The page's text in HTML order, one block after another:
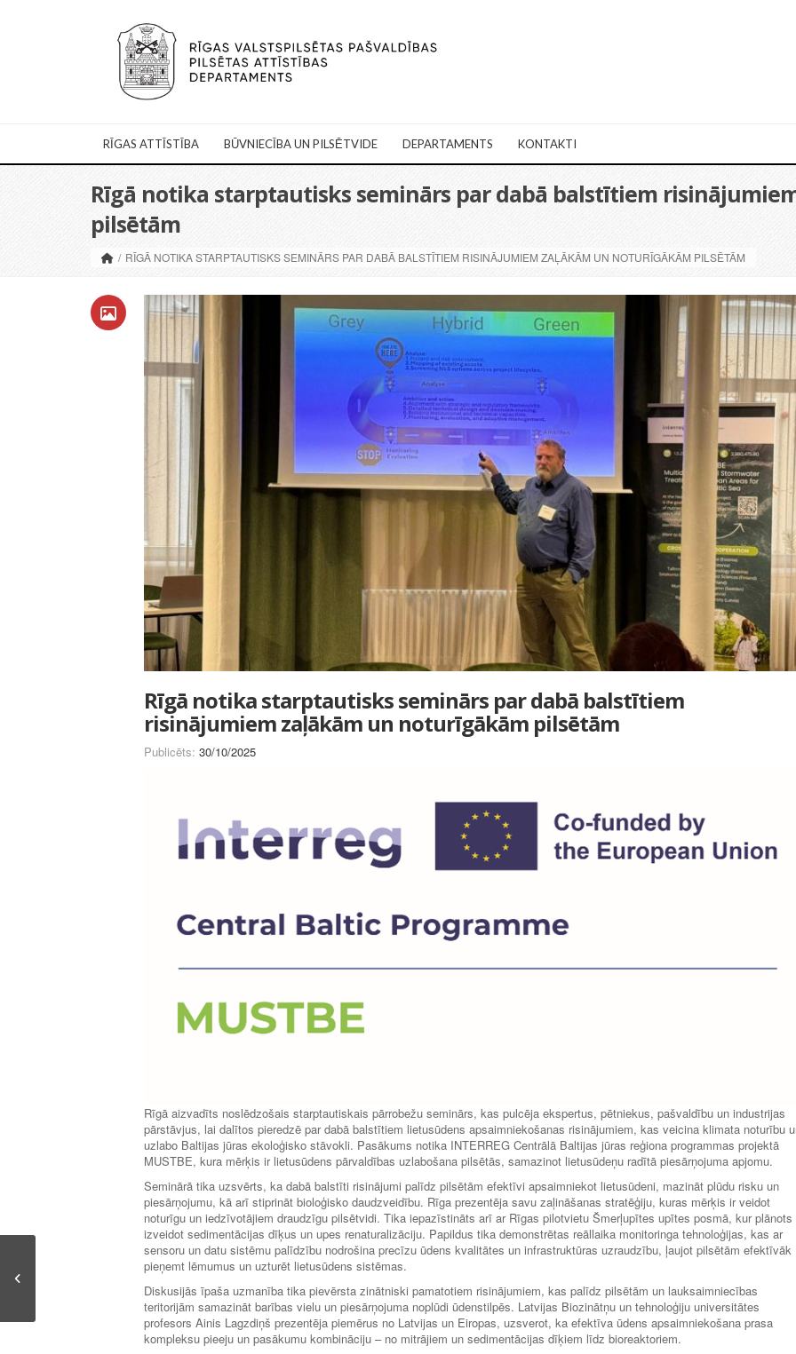
RĪGAS ATTĪSTĪBA BŪVNIECĪBA UN PILSĒTVIDE DEPARTAMENTS KONTAKTI
Rīgā notika starptautisks seminārs par dabā balstītiem
pilsētām
/ RĪGĀ NOTIKA STARPTAUTISKS SEMINĀRS PAR DABĀ BALSTĪTIEM RISINĀJUMIEM ZAĻĀKĀM UN NOTURĪGĀKĀM PILSĒTĀM
Rīgā notika starptautisks seminārs par dabā balstītiem
risinājumiem zaļākām un noturīgākām pilsētām
Publicēts: 30/10/2025
Rīgā aizvadīts noslēdzošais starptautiskais pārrobežu seminārs, kas pulcēja ekspertus, pētniekus, pašvaldību un industrijas
pārstāvjus, lai dalītos pieredzē par dabā balstītiem lietusūdens apsaimniekošanas risinājumiem, kas veicina klimata noturību
uzlabo Baltijas jūras ekoloģisko stāvokli. Pasākums notika INTERREG Centrālā Baltijas jūras reģiona programmas projektā
MUSTBE, kura mērķis ir lietusūdens pārvaldības uzlabošana pilsētās, samazinot lietusūdeņu radītā piesārņojuma apjomu.
Seminārā tika uzsvērts, ka dabā balstīti risinājumi palīdz pilsētām efektīvi apsaimniekot lietusūdeni, mazināt plūdu risku un
piesārņojumu, kā arī stiprināt bioloģisko daudzveidību. Rīga prezentēja savu zaļināšanas stratēģiju, kuras mērķis ir veidot
noturīgu un iedzīvotājiem draudzīgu pilsētvidi. Tika iepazīstināts arī ar Rīgas pilotvietu Šmerļupītes upītes posmā, kur plānots
izveidot sedimentācijas dīķus un upes renaturalizāciju. Papildus tika demonstrētas reāllaika monitoringa tehnoloģijas, kas ar
sensoru un datu sistēmu palīdzību nodrošina precīzu ūdens kvalitātes un infrastruktūras uzraudzību, ļaujot pilsētām efektīvāk
pieņemt lēmumus un uzturēt lietusūdens sistēmas.
Diskusijās īpaša uzmanība tika pievērsta zinātniski pamatotiem risinājumiem, kas palīdz pilsētām un lauksaimniecības
teritorijām samazināt barības vielu un piesārņojuma noplūdi ūdenstilpēs. Latvijas Biozinātņu un tehnoloģiju universitātes
profesors Ainis Lagzdiņš prezentēja piemērus no Latvijas un Eiropas, uzsverot, ka efektīva ūdens apsaimniekošana prasa
kompleksu pieeju un pasākumu kombināciju – no mitrājiem un sedimentācijas dīķiem līdz bioreaktoriem.